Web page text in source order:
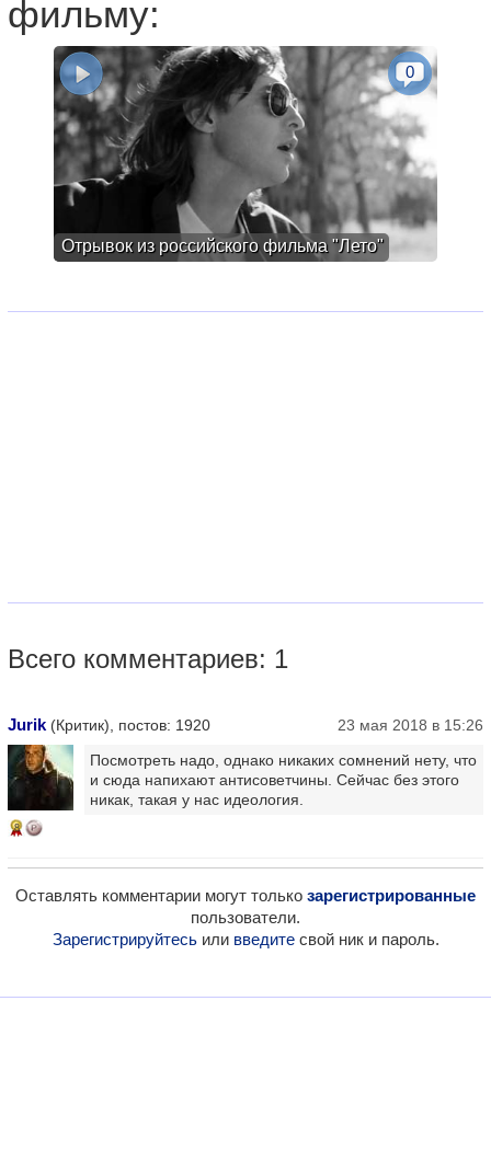
фильму:
Отрывок из российского фильма "Лето"
0
Всего комментариев: 1
Jurik (Критик), постов: 1920 23 мая 2018 в 15:26
8
Посмотреть надо, однако никаких сомнений нету, что
и сюда напихают антисоветчины. Сейчас без этого
никак, такая у нас идеология.
Оставлять комментарии могут только зарегистрированные
пользователи.
Зарегистрируйтесьили введитесвой ник и пароль.